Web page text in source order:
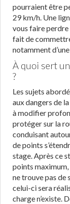
pourraient être
29 km/h. Une
vous faire
fait de
notamment
À quoi sert
?
Les sujets
aux dangers de
à modifier
protéger sur la
conduisant
de points
stage. Après ce
points
ne trouve pas
celui-ci sera
charge n’existe.